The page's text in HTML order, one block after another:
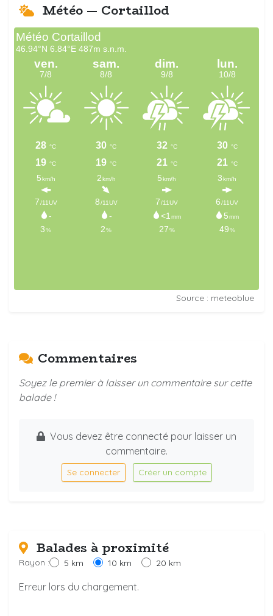
Météo — Cortaillod
Source : meteoblue
Commentaires
Soyez le premier à laisser un commentaire sur cette
balade !
Vous devez être connecté pour laisser un
commentaire.
Se connecter Créer un compte
Balades à proximité
Rayon : 5 km 10 km 20 km
Erreur lors du chargement.